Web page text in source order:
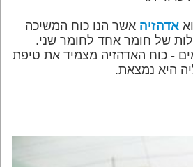
אדהזיה אשר הנו כוח המשיכה
של חומר אחד לחומר שני.
- כוח האדהזיה מצמיד את טיפת
היא נמצאת.